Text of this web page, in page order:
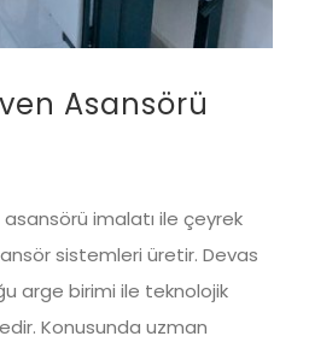
Asansörü
imalatı ile çeyrek
sistemleri üretir. Devas
arge birimi ile teknolojik
Konusunda uzman